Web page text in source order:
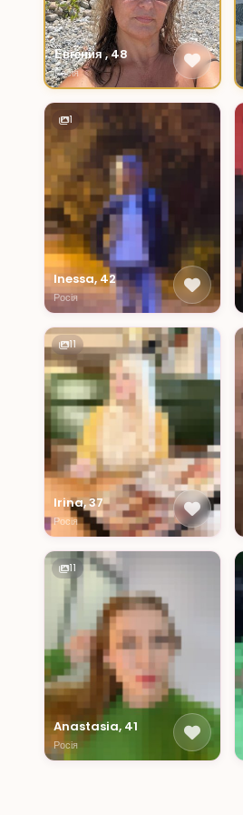
Евгения , 48
Росія
1
Inessa, 42
Росія
11
Irina, 37
Росія
11
Anastasia, 41
Росія